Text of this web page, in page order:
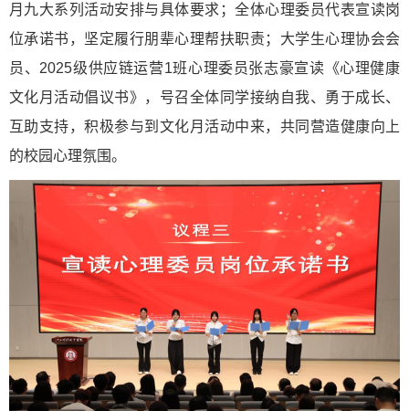
月九大系列活动安排与具体要求；全体心理委员代表宣读岗
位承诺书，坚定履行朋辈心理帮扶职责；大学生心理协会会
员、2025级供应链运营1班心理委员张志豪宣读《心理健康
文化月活动倡议书》，号召全体同学接纳自我、勇于成长、
互助支持，积极参与到文化月活动中来，共同营造健康向上
的校园心理氛围。